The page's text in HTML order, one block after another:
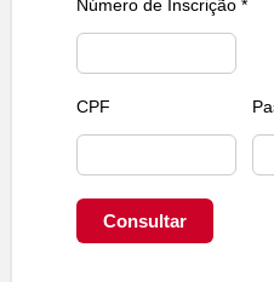
Número de Inscrição *
CPF